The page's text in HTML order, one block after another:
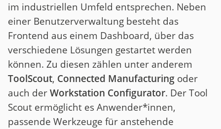
im industriellen Umfeld entsprechen. Neben
einer Benutzerverwaltung besteht das
Frontend aus einem Dashboard, über das
verschiedene Lösungen gestartet werden
können. Zu diesen zählen unter anderem
ToolScout, Connected Manufacturing oder
auch derWorkstation Configurator. Der Tool
Scout ermöglicht es Anwender*innen,
passende Werkzeuge für anstehende